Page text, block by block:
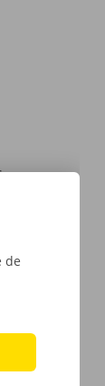
de